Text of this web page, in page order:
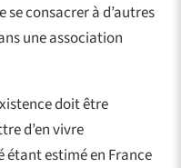
consacrer à d’autres
une association
doit être
d’en vivre
étant estimé en France